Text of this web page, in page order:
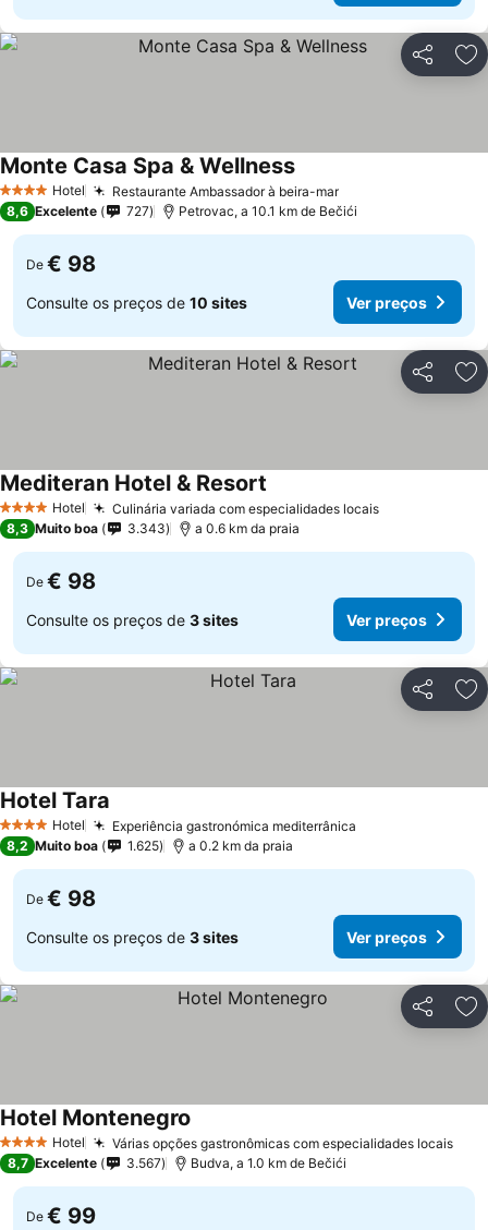
Partilhar
4 EstrelasHotel Restaurante Ambassador à beira-mar
Monte Casa Spa & Wellness
8,6 Excelente 727 Petrovac, a 10.1 km de Bečići
De € 98
Consulte os preços de 10 sites Ver preços
Partilhar
4 EstrelasHotel Culinária variada com especialidades locais
Mediteran Hotel & Resort
8,3 Muito boa 3.343 a 0.6 km da praia
De € 98
Consulte os preços de 3 sites Ver preços
Partilhar
4 EstrelasHotel Experiência gastronómica mediterrânica
Hotel Tara
8,2 Muito boa 1.625 a 0.2 km da praia
De € 98
Consulte os preços de 3 sites Ver preços
Partilhar
4 EstrelasHotel Várias opções gastronômicas com especialidades locais
Hotel Montenegro
8,7 Excelente 3.567 Budva, a 1.0 km de Bečići
De € 99